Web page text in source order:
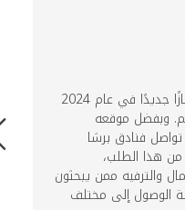
سجّل قطاع الفنادق في دبي إنجازًا جديدًا في عام 2024
وبفضل موقعه
فنادق برشا
الطلب،
ممن يبحثون
إلى مختلف